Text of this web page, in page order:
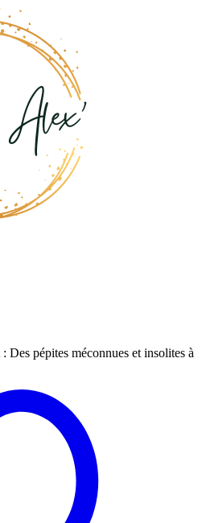
Des pépites méconnues et insolites à